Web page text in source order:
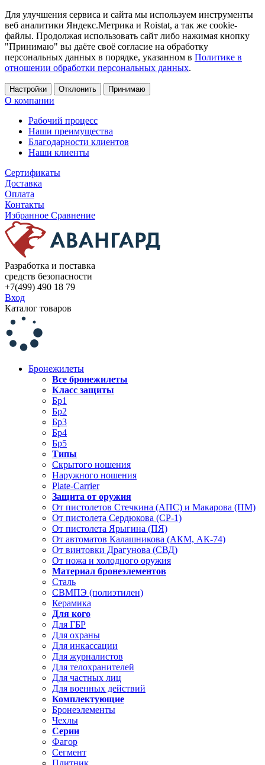
Для улучшения сервиса и сайта мы используем инструменты
веб аналитики Яндекс.Метрика и Roistat, а так же cookie-
файлы. Продолжая использовать сайт либо нажимая кнопку
"Принимаю" вы даёте своё согласие на обработку
персональных данных в порядке, указанном в Политике в
отношении обработки персональных данных.
Настройки Отклонить Принимаю
О компании
Рабочий процесс
Наши преимущества
Благодарности клиентов
Наши клиенты
Сертификаты
Доставка
Оплата
Контакты
Избранное Сравнение
Разработка и поставка
средств безопасности
+7(499) 490 18 79
Вход
Каталог товаров
Бронежилеты
Все бронежилеты
Класс защиты
Бр1
Бр2
Бр3
Бр4
Бр5
Типы
Скрытого ношения
Наружного ношения
Plate-Carrier
Защита от оружия
От пистолетов Стечкина (АПС) и Макарова (ПМ)
От пистолета Сердюкова (СР-1)
От пистолета Ярыгина (ПЯ)
От автоматов Калашникова (АКМ, АК-74)
От винтовки Драгунова (СВД)
От ножа и холодного оружия
Материал бронеэлементов
Сталь
СВМПЭ (полиэтилен)
Керамика
Для кого
Для ГБР
Для охраны
Для инкассации
Для журналистов
Для телохранителей
Для частных лиц
Для военных действий
Комплектующие
Бронеэлементы
Чехлы
Серии
Фагор
Сегмент
Плитник